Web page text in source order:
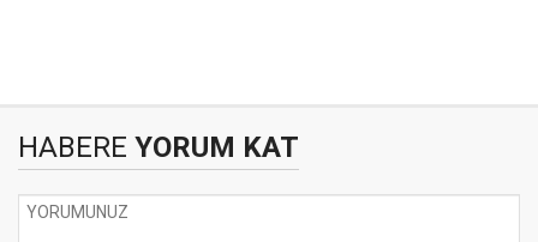
HABERE YORUM KAT